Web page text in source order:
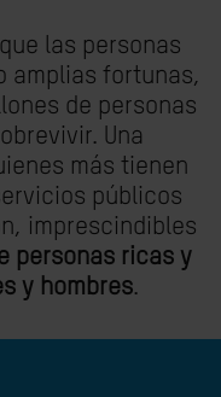
las personas
amplias fortunas,
de personas
Una
más tienen
públicos
imprescindibles
personas ricas y
y hombres.